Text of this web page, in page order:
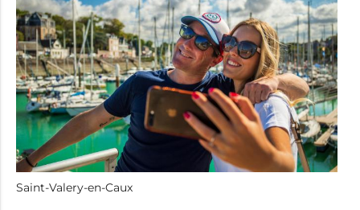
Saint-Valery-en-Caux